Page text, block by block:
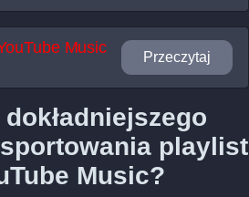
Music
Przeczytaj
playlist
Music?